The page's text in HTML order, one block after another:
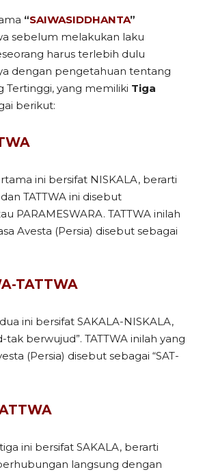
“SAIWASIDDHANTA”
sebelum melakukan laku
harus terlebih dulu
dengan pengetahuan tentang
Tertinggi, yang memiliki Tiga
berikut:
ini bersifat NISKALA, berarti
TATTWA ini disebut
PARAMESWARA. TATTWA inilah
Avesta (Persia) disebut sebagai
TATTWA
ini bersifat SAKALA-NISKALA,
tak berwujud”. TATTWA inilah yang
(Persia) disebut sebagai “SAT-
ini bersifat SAKALA, berarti
langsung dengan